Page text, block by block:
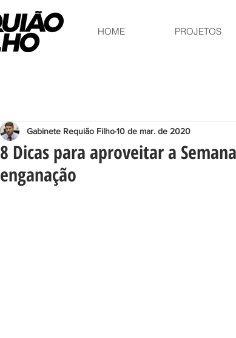
HOME PROJETOS
8 Dicas para aproveitar a
enganação
Gabinete Requião Filho10 de mar. de 2020